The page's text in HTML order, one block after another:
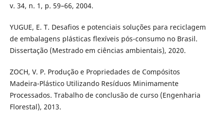
v. 34, n. 1, p. 59–66, 2004.
YUGUE, E. T. Desafios e potenciais soluções para reciclagem
de embalagens plásticas flexíveis pós-consumo no Brasil.
Dissertação (Mestrado em ciências ambientais), 2020.
ZOCH, V. P. Produção e Propriedades de Compósitos
Madeira-Plástico Utilizando Resíduos Minimamente
Processados. Trabalho de conclusão de curso (Engenharia
Florestal), 2013.